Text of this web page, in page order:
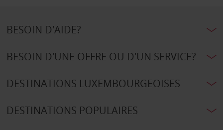
BESOIN D'AIDE?
BESOIN D'UNE OFFRE OU D'UN SERVICE?
DESTINATIONS LUXEMBOURGEOISES
DESTINATIONS POPULAIRES